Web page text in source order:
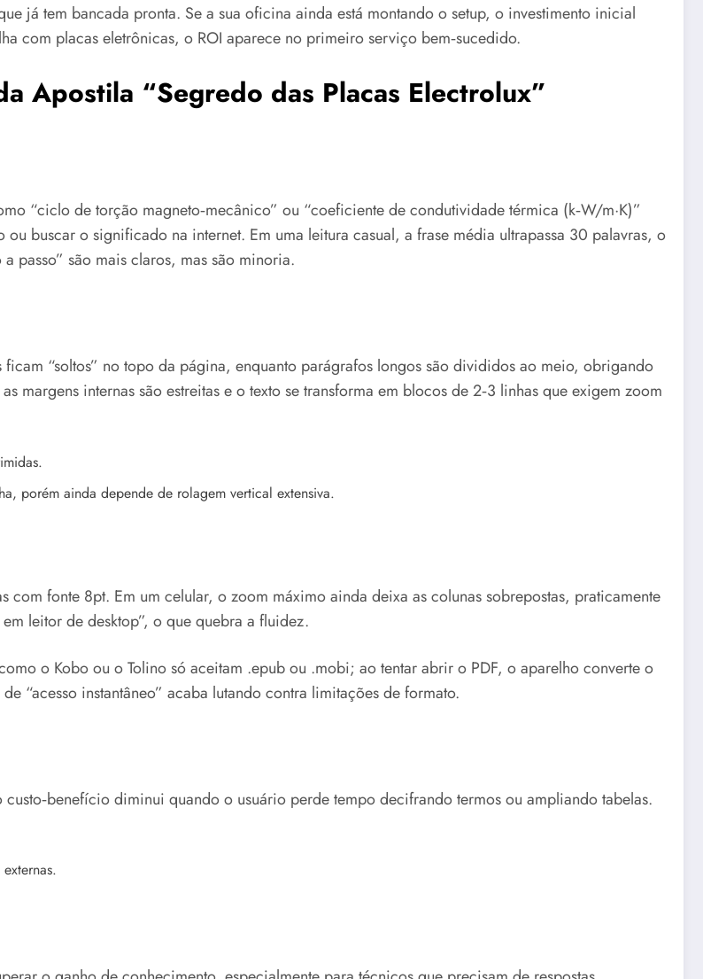
já tem bancada pronta. Se a sua oficina ainda está montando o setup, o investimento inicial
com placas eletrônicas, o ROI aparece no primeiro serviço bem‑sucedido.
Apostila “Segredo das Placas Electrolux”
“ciclo de torção magneto‑mecânico” ou “coeficiente de condutividade térmica (k‑W/m·K)”
buscar o significado na internet. Em uma leitura casual, a frase média ultrapassa 30 palavras, o
passo” são mais claros, mas são minoria.
“soltos” no topo da página, enquanto parágrafos longos são divididos ao meio, obrigando
margens internas são estreitas e o texto se transforma em blocos de 2‑3 linhas que exigem zoom
porém ainda depende de rolagem vertical extensiva.
fonte 8pt. Em um celular, o zoom máximo ainda deixa as colunas sobrepostas, praticamente
leitor de desktop”, o que quebra a fluidez.
o Kobo ou o Tolino só aceitam .epub ou .mobi; ao tentar abrir o PDF, o aparelho converte o
“acesso instantâneo” acaba lutando contra limitações de formato.
diminui quando o usuário perde tempo decifrando termos ou ampliando tabelas.